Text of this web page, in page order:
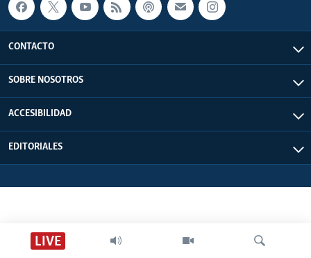
LIVE
CONTACTO
SOBRE NOSOTROS
ACCESIBILIDAD
EDITORIALES